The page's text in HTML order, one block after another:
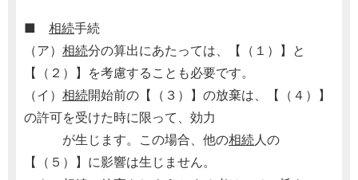
■ 相続手続
（ア） 相続分の算出にあたっては、【（１）】と
【（２）】を考慮することも必要です。
（イ） 相続開始前の【（３）】の放棄は、【（４）】
の許可を受けた時に限って、効力
が生じます。この場合、他の相続人の
【（５）】に影響は生じません。